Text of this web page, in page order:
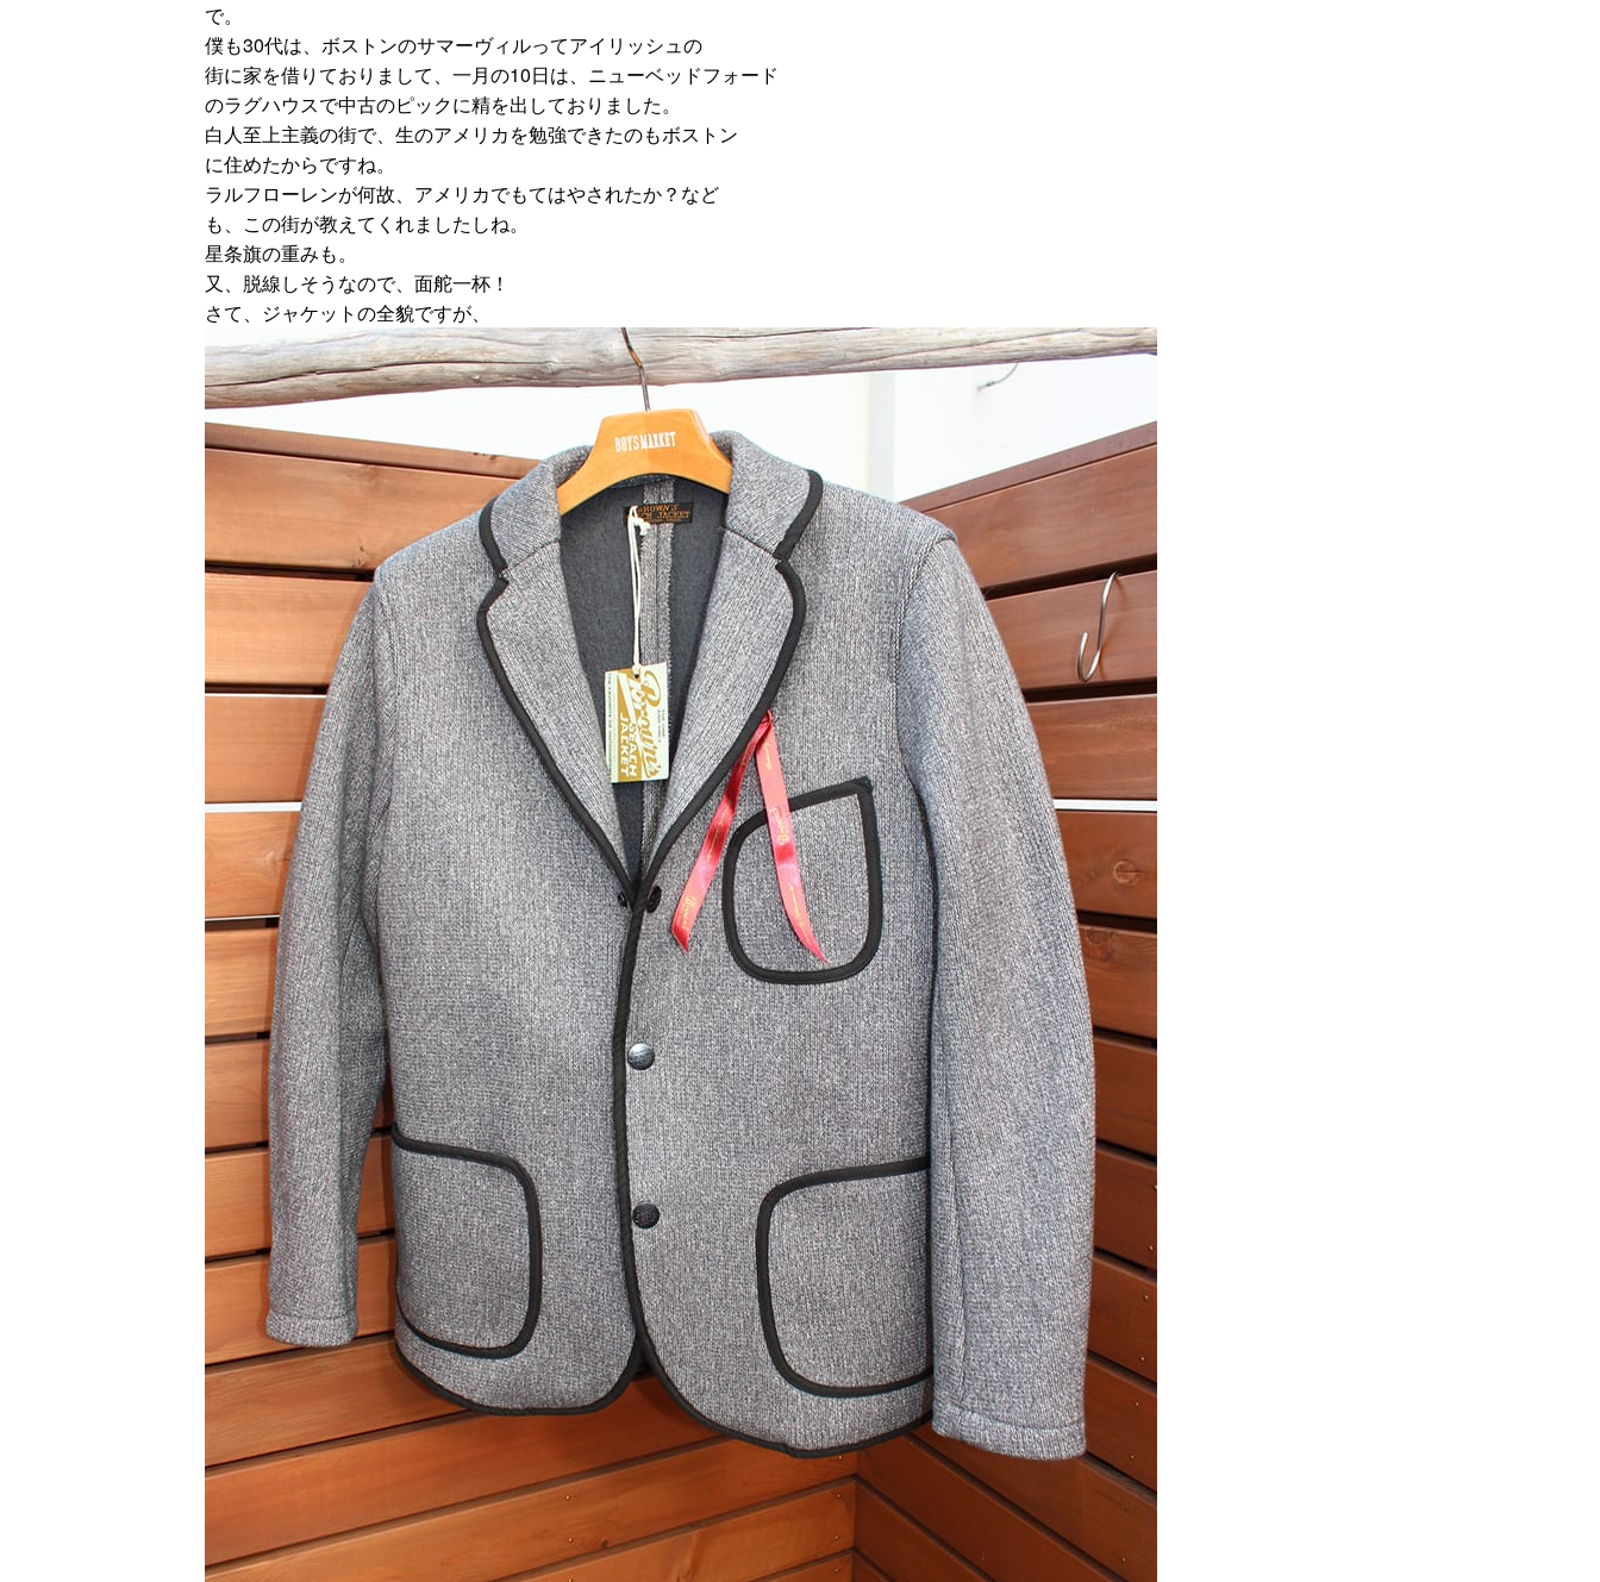
で。
僕も30代は、ボストンのサマーヴィルってアイリッシュの
街に家を借りておりまして、一月の10日は、ニューベッドフォード
のラグハウスで中古のピックに精を出しておりました。
白人至上主義の街で、生のアメリカを勉強できたのもボストン
に住めたからですね。
ラルフローレンが何故、アメリカでもてはやされたか？など
も、この街が教えてくれましたしね。
星条旗の重みも。
又、脱線しそうなので、面舵一杯！
さて、ジャケットの全貌ですが、